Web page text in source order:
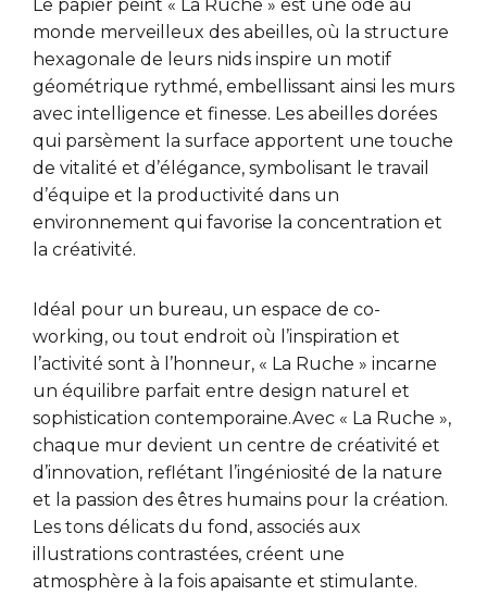
Le papier peint « La Ruche » est une ode au
monde merveilleux des abeilles, où la structure
hexagonale de leurs nids inspire un motif
géométrique rythmé, embellissant ainsi les murs
avec intelligence et finesse. Les abeilles dorées
qui parsèment la surface apportent une touche
de vitalité et d’élégance, symbolisant le travail
d’équipe et la productivité dans un
environnement qui favorise la concentration et
la créativité.
Idéal pour un bureau, un espace de co-
working, ou tout endroit où l’inspiration et
l’activité sont à l’honneur, « La Ruche » incarne
un équilibre parfait entre design naturel et
sophistication contemporaine.Avec « La Ruche »,
chaque mur devient un centre de créativité et
d’innovation, reflétant l’ingéniosité de la nature
et la passion des êtres humains pour la création.
Les tons délicats du fond, associés aux
illustrations contrastées, créent une
atmosphère à la fois apaisante et stimulante.